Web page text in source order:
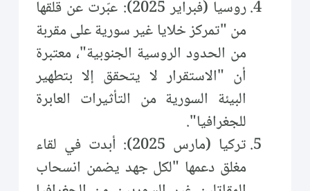
روسيا (فبراير 2025): عبّرت عن قلقها
من "تمركز خلايا غير سورية على مقربة
من الحدود الروسية الجنوبية"، معتبرة
أن "الاستقرار لا يتحقق إلا بتطهير
البيئة السورية من التأثيرات العابرة
للجغرافيا".
تركيا (مارس 2025): أبدت في لقاء
مغلق دعمها "لكل جهد يضمن انسحاب